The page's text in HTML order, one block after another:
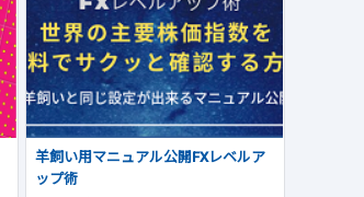
羊飼い用マニュアル公開FXレベルア
ップ術